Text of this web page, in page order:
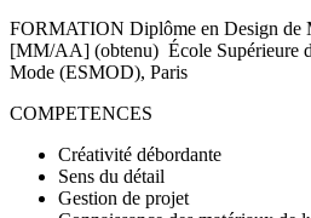
FORMATION Diplôme en Design
[MM/AA] (obtenu) École Supérieure
Mode (ESMOD), Paris
COMPETENCES
Créativité débordante
Sens du détail
Gestion de projet